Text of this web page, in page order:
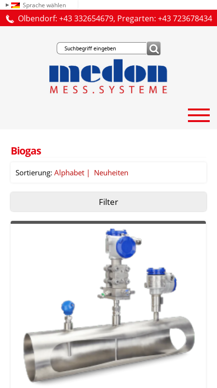
Sprache wählen
Olbendorf: +43 332654679, Pregarten: +43 723678434
Biogas
Sortierung: Alphabet Neuheiten
Filter